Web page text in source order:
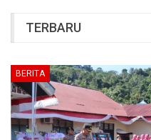
TERBARU
BERITA